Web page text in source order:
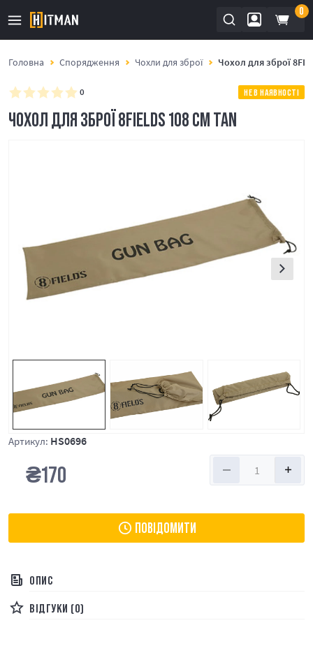
0
Головна Спорядження Чохли для зброї Чохол для зброї
0 НЕ В НАЯВНОСТІ
ЧОХОЛ ДЛЯ ЗБРОЇ 8FIELDS 108 СМ TAN
Артикул: HS0696
₴170
ПОВІДОМИТИ
ОПИС
ВІДГУКИ (0)